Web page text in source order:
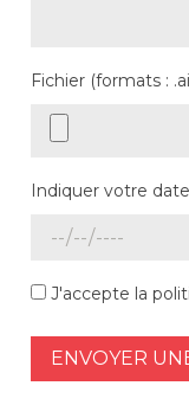
Fichier (formats :
Indiquer votre
J'accepte la
ENVOYER